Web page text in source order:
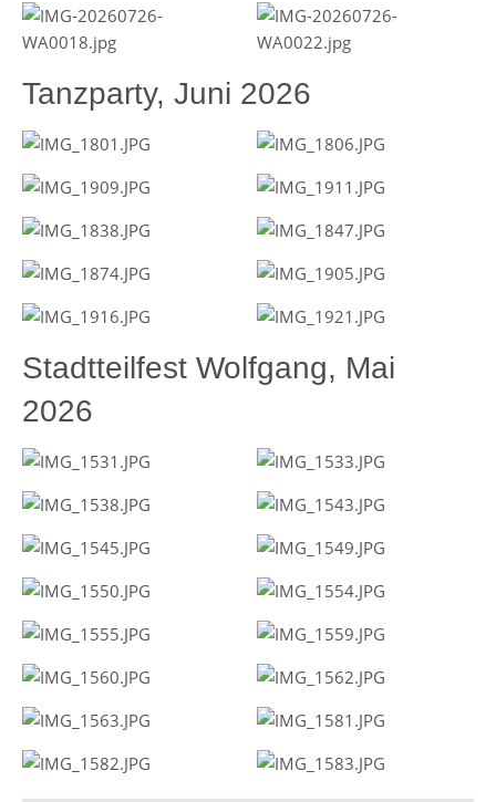
Tanzparty, Juni 2026
Stadtteilfest Wolfgang, Mai
2026